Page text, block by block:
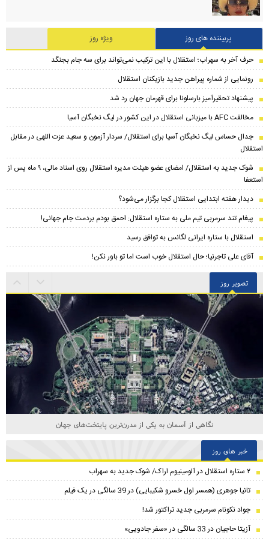
پربیننده های روز
ویژه روز
حرف آخر به سهراب؛ استقلال با این ترکیب نمی‌تواند برای سه جام بجنگد
رونمایی از شماره پیراهن جدید بازیکنان استقلال
پیشنهاد تحقیرآمیز بارسلونا برای قهرمان جهان رد شد
مخالفت AFC با میزبانی استقلال در این کشور در لیگ نخبگان آسیا
جدال حساس لیگ نخبگان آسیا برای استقلال/ سردار آزمون و سعید عزت اللهی در مقابل
استقلال
شوک جدید به استقلال/ امضای عضو هیئت مدیره استقلال روی اسناد مالی، ۹ ماه پس از
استعفا
دیدار هفته ابتدایی استقلال کجا برگزار می‌شود؟
پیغام تند سرمربی تیم ملی به ستاره استقلال: احمق بودم بردمت جام جهانی!
استقلال با ستاره ایرانی لگانس به توافق رسید
آقای علی تاجرنیا؛ حال استقلال خوب است اما تو باور نکن!
تصویر روز
نگاهی از آسمان به یکی از مدرن‌ترین پایتخت‌های جهان
خبر های روز
۲ ستاره استقلال در آلومینیوم اراک/ شوک جدید به سهراب
تانیا جوهری (همسر اول خسرو شکیبایی) در 39 سالگی در یک فیلم
جواد نکونام سرمربی جدید تراکتور شد!
آزیتا حاجیان در 33 سالگی در «سفر جادویی»